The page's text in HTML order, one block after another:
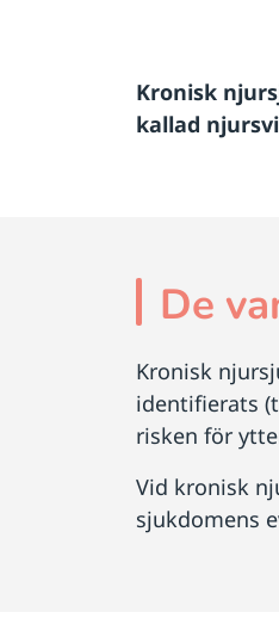
Kronisk
kallad
De
Kronisk
identifierats
risken för
Vid kronisk
sjukdomens